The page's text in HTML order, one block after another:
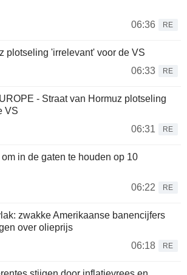
06:36
RE
plotseling 'irrelevant' voor de VS
06:33
RE
- Straat van Hormuz plotseling
VS
06:31
RE
in de gaten te houden op 10
06:22
RE
zwakke Amerikaanse banencijfers
over olieprijs
06:18
RE